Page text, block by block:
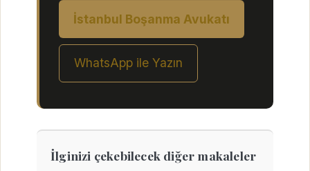
İstanbul Boşanma Avukatı
WhatsApp ile Yazın
İlginizi çekebilecek diğer makaleler